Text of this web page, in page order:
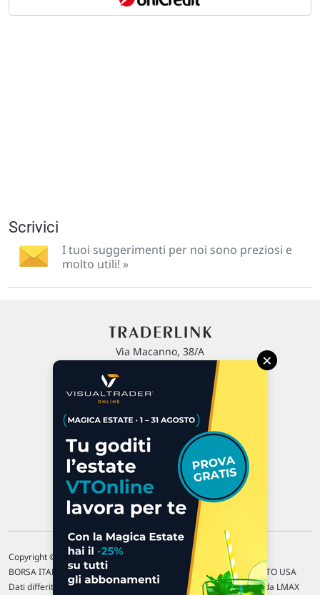
Scrivici
I tuoi suggerimenti per noi sono preziosi e
molto utili! »
Via Macanno, 38/A
P.IVA 02 452 460 401
Chi siamo
Commenti e segnalazioni
Contattaci
Copyright © 1996-2026 Traderlink Italia s.r.l.
BORSA ITALIANA Quotazioni di borsa differite di 15 min. / MERCATO USA
Dati differiti di 15 min. (fonte Intrinio) / FOREX Quotazioni fornite da LMAX
×